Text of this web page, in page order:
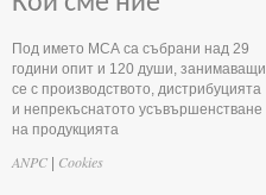
Под името МСА са събрани над 29
години опит и 120 души, занимаващи
се с производството, дистрибуцията
и непрекъснатото усъвършенстване
на продукцията
ANPC Cookies